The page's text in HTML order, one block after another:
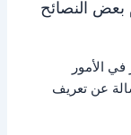
النصائح
الأمور
عن تعريف